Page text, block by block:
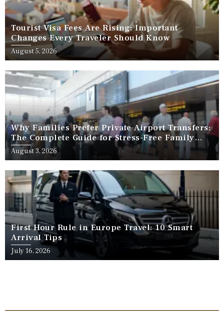
Tourist Visa Fees Are Rising: Important
Changes Every Traveler Should Know
August 5, 2026
Why Families Prefer Private Airport Transfers:
The Complete Guide for Stress-Free Family
Travel
August 3, 2026
First Hour Rule in Europe Travel: 10 Smart
Arrival Tips
July 16, 2026